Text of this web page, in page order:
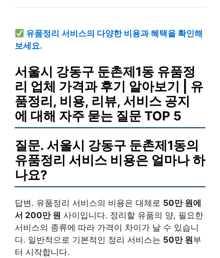
유품정리 서비스의 다양한 비용과 혜택을 확인해
보세요.
서울시 강동구 둔촌제1동 유품정
리 업체 가격과 후기 알아보기 | 유
품정리, 비용, 리뷰, 서비스 공지
에 대해 자주 묻는 질문 TOP 5
질문. 서울시 강동구 둔촌제1동의
유품정리 서비스 비용은 얼마나 하
나요?
답변. 유품정리 서비스의 비용은 대체로 50만 원에
서 200만 원 사이입니다. 정리할 유품의 양, 필요한
서비스의 종류에 따라 가격이 차이가 날 수 있습니
다. 일반적으로 기본적인 정리 서비스는 50만 원부
터 시작합니다.